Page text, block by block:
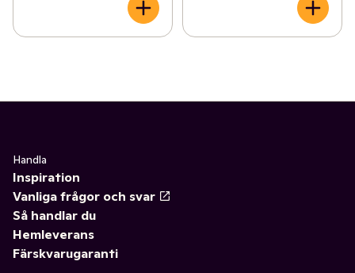
Handla
Inspiration
Vanliga frågor och svar
Så handlar du
Hemleverans
Färskvarugaranti